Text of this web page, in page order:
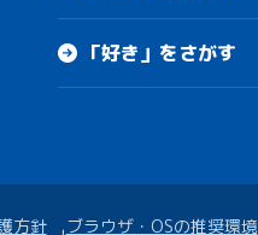
「好き」をさがす
方針 ブラウザ・OSの推奨環境